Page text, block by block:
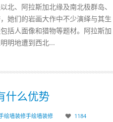
、阿拉斯加北缘及南北极群岛、
她们的岩画大作中不少演绎与其生
括人面像和猎物等题材。阿拉斯加
明地遭到西北...
什么优势
绘墙装修手绘墙装修 1184